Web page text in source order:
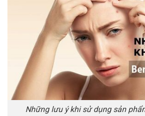
Những lưu ý khi sử dụng sản